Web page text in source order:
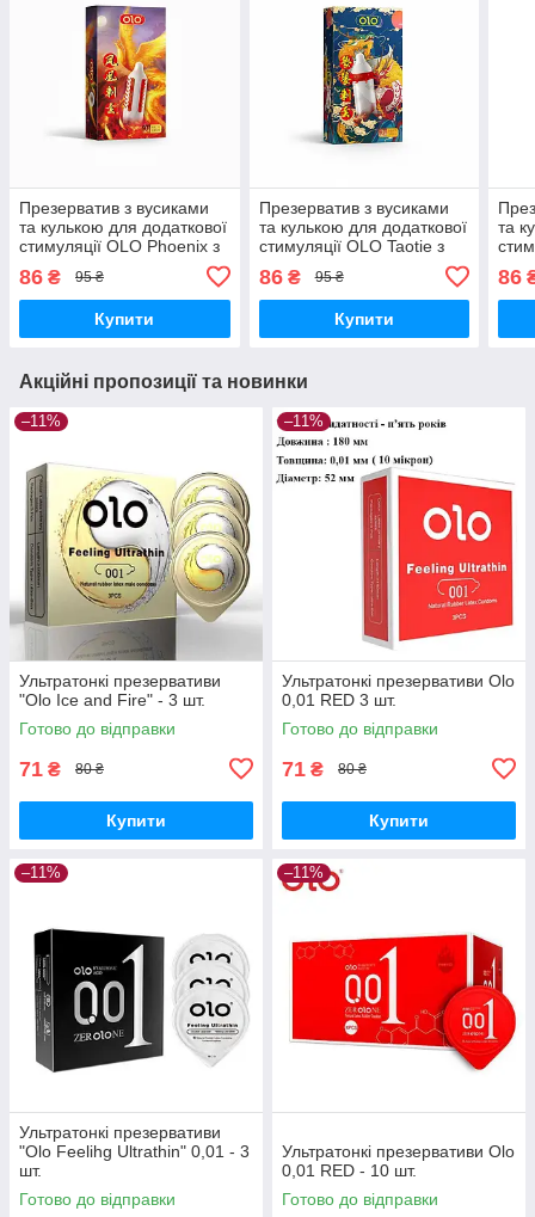
Презерватив з вусиками
та кулькою для додаткової
стимуляції OLO Phoenix з
силіконовою змазкою 1 шт.
86 ₴ 95 ₴
Купити
Презерватив з вусиками
та кулькою для додаткової
стимуляції OLO Taotie з
силіконовою змазкою 1 шт.
86₴ 95 ₴
Купити
та
86
Акційні пропозиції та новинки
–11%
Ультратонкі презервативи
"Olo Ice and Fire" - 3 шт.
Готово до відправки
71 ₴ 80 ₴
Купити
–11%
Ультратонкі презервативи Olo
0,01 RED 3 шт.
Готово до відправки
71 ₴ 80 ₴
Купити
–11%
Ультратонкі презервативи
"Olo Feelihg Ultrathin" 0,01 - 3
шт.
Готово до відправки
–11%
Ультратонкі презервативи Olo
0,01 RED - 10 шт.
Готово до відправки